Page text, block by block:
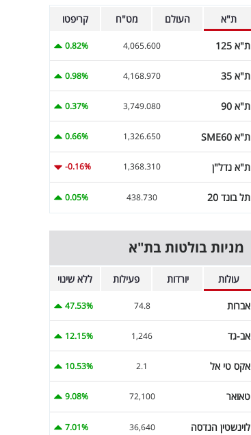
ת"א העולם מט"ח קריפטו
ת"א 125 4,065.600
0.82%
ת"א 35 4,168.970
0.98%
ת"א 90 3,749.080
0.37%
ת"א SME60 1,326.650
0.66%
ת"א נדל"ן 1,368.310
-0.16%
תל בונד 20 438.730
0.05%
מניות בולטות בת"א
עולות יורדות פעילות ללא שינוי
אברות 74.8
47.53%
אב-גד 1,246
12.15%
אקס טי אל 2.1
10.53%
טאואר 72,100
9.08%
לוינשטין הנדסה 36,640
7.01%